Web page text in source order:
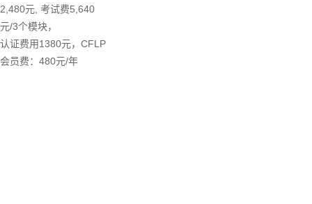
2,480元, 考试费5,640
元/3个模块，
认证费用1380元，CFLP
会员费：480元/年